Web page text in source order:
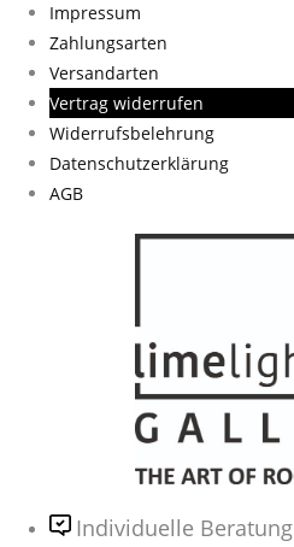
Impressum
Zahlungsarten
Versandarten
Vertrag widerrufen
Widerrufsbelehrung
Datenschutzerklärung
AGB
Individuelle Beratung